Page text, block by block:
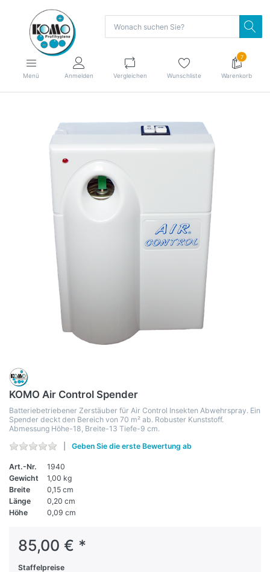
Menü Anmelden Vergleichen Wunschliste
7
Warenkorb
KOMO Air Control Spender
Batteriebetriebener Zerstäuber für Air Control Insekten Abwehrspray. Ein
Spender deckt den Bereich von 70 m² ab. Robuster Kunststoff.
Abmessung Höhe-18, Breite-13 Tiefe-9 cm.
Geben Sie die erste Bewertung ab
Art.-Nr.
1940
Gewicht
1,00 kg
Breite
0,15 cm
Länge
0,20 cm
Höhe
0,09 cm
85,00 € *
Staffelpreise